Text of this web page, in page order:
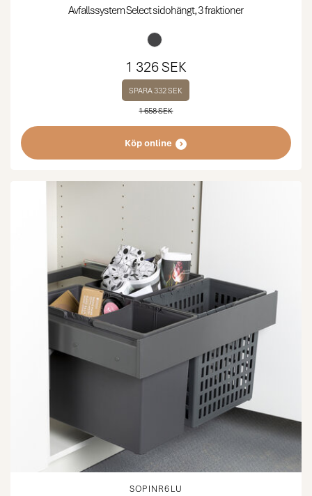
1 326 SEK
SPARA 332 SEK
1 658 SEK
Avfallssystem Select sidohängt, 3 fraktioner
Köp online
SOPINR6LU